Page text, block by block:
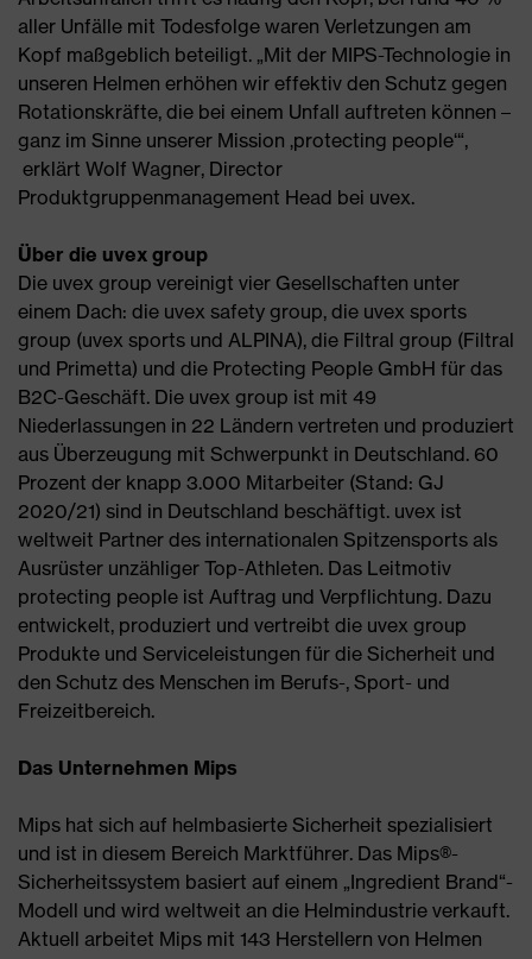
aller Unfälle mit Todesfolge waren Verletzungen am
Kopf maßgeblich beteiligt. „Mit der MIPS-Technologie in
unseren Helmen erhöhen wir effektiv den Schutz gegen
Rotationskräfte, die bei einem Unfall auftreten können –
ganz im Sinne unserer Mission ‚protecting people‘“,
erklärt Wolf Wagner, Director
Produktgruppenmanagement Head bei uvex.
Über die uvex group
Die uvex group vereinigt vier Gesellschaften unter
einem Dach: die uvex safety group, die uvex sports
group (uvex sports und ALPINA), die Filtral group (Filtral
und Primetta) und die Protecting People GmbH für das
B2C-Geschäft. Die uvex group ist mit 49
Niederlassungen in 22 Ländern vertreten und produziert
aus Überzeugung mit Schwerpunkt in Deutschland. 60
Prozent der knapp 3.000 Mitarbeiter (Stand: GJ
2020/21) sind in Deutschland beschäftigt. uvex ist
weltweit Partner des internationalen Spitzensports als
Ausrüster unzähliger Top-Athleten. Das Leitmotiv
protecting people ist Auftrag und Verpflichtung. Dazu
entwickelt, produziert und vertreibt die uvex group
Produkte und Serviceleistungen für die Sicherheit und
den Schutz des Menschen im Berufs-, Sport- und
Freizeitbereich.
Das Unternehmen Mips
Mips hat sich auf helmbasierte Sicherheit spezialisiert
und ist in diesem Bereich Marktführer. Das Mips®-
Sicherheitssystem basiert auf einem „Ingredient Brand“-
Modell und wird weltweit an die Helmindustrie verkauft.
Aktuell arbeitet Mips mit 143 Herstellern von Helmen